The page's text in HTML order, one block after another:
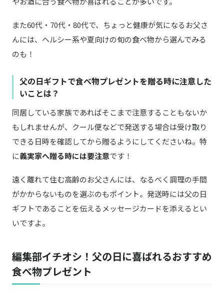
YOU&G／ユージー
生ブルーチーズケーキAo（青） 楽天はこちら
水郷のとりやさん
おつまみ 手羽先餃子 Amazonはこちら
生ハム 16ヶ月熟成 パレタセラーノセット 楽天はこちら
おつまみギャラリー伊万里
大人気おつまみ9種詰め合わせ 商品詳細はこちら
白トリュフチーズクリームと黒トリュフポル
チーニディップのセット
商品詳細はこちら
世界のチーズ巡り詰め合わせ
また60代・70代・80代で、ちょっと健康が気になるお父さ
んには、ヘルシー系や夏向けの旬の食べ物から選んでみる
のも！
父の日ギフトで食べ物プレゼントを贈る時に注意した
いことは？
同居している家族であればそこまで注意することもないか
もしれませんが、クール便などで発送する場合は受け取り
できる日時を確認してから贈るようにしてくださいね。特
に義実家へ贈る時には要注意です！
遠く離れて住む高齢のお父さんには、なるべく調理の手間
がかからないものを選ぶのもポイント。発送時には父の日
ギフトであることを伝えるメッセージカードを添えるとい
いですよ。
編集部イチオシ！父の日に喜ばれるおすすめ
食べ物プレゼント